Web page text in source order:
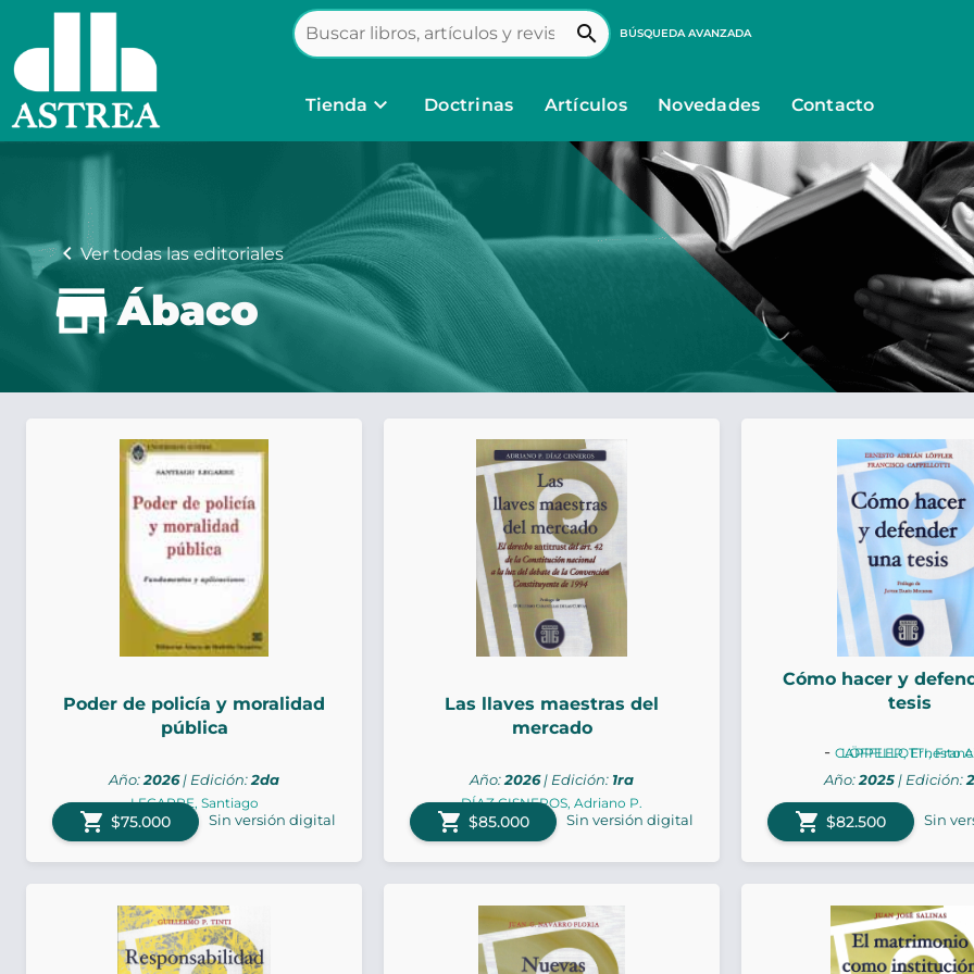
search BÚSQUEDA AVANZADA
Tienda keyboard_arrow_down Doctrinas Artículos Novedades Contacto
chevron_leftVer todas las editoriales
Ábaco
Poder de policía y moralidad
pública
LEGARRE, Santiago
Año:2026| Edición:2da
shopping_cart $75.000 Sin versión digital
Las llaves maestras del
mercado
DÍAZ CISNEROS, Adriano P.
Año:2026| Edición: 1ra
shopping_cart $85.000 Sin versión digital
Cómo hacer y
tesis
LÖFFLER, Ernesto
- CAPPELLOTTI,
Año:2025 | Edición:
shopping_cart $82.500 Sin